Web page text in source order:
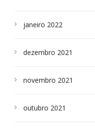
janeiro 2022
dezembro 2021
novembro 2021
outubro 2021